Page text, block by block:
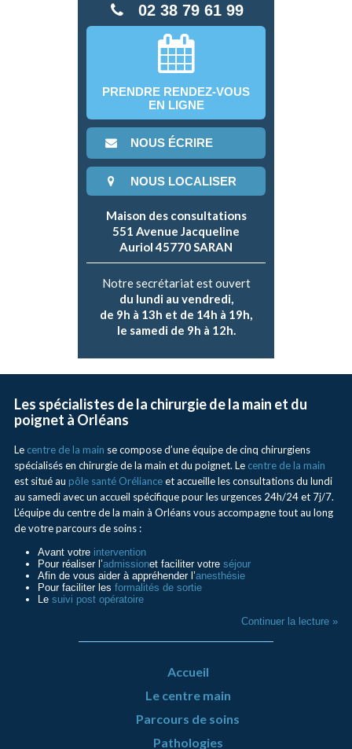
02 38 79 61 99
PRENDRE RENDEZ-VOUS
EN LIGNE
NOUS ÉCRIRE
NOUS LOCALISER
Maison des consultations
551 Avenue Jacqueline
Auriol 45770 SARAN
Notre secrétariat est ouvert
du lundi au vendredi,
de 9h à 13h et de 14h à 19h,
le samedi de 9h à 12h.
Les spécialistes de la chirurgie de la main et du
poignet à Orléans
Le centre de la main se compose d’une équipe de cinq chirurgiens
spécialisés en chirurgie de la main et du poignet. Le centre de la main
est situé au pôle santé Orélianceet accueille les consultations du lundi
au samedi avec un accueil spécifique pour les urgences 24h/24 et 7j/7.
L’équipe du centre de la main à Orléans vous accompagne tout au long
de votre parcours de soins :
Avant votre intervention
Pour réaliser l’admissionet faciliter votre séjour
Afin de vous aider à appréhender l’anesthésie
Pour faciliter les formalités de sortie
Le suivi post opératoire
Continuer la lecture »
Accueil
Le centre main
Parcours de soins
Pathologies